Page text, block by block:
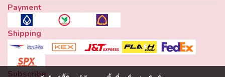
Payment
Shipping
Subscribe